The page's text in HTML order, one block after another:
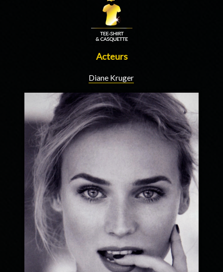
Acteurs
Diane Kruger